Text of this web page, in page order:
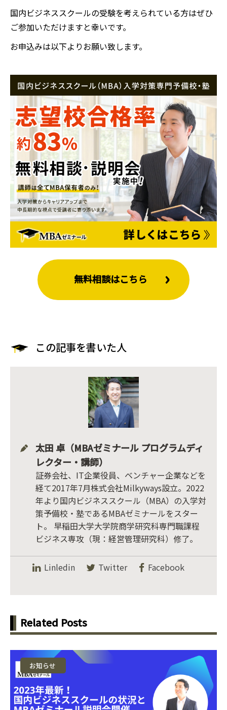
国内ビジネススクールの受験を考えられている方はぜひ
ご参加いただけますと幸いです。
お申込みは以下よりお願い致します。
無料相談はこちら
この記事を書いた人
太田 卓（MBAゼミナール プログラムディ
レクター・講師）
証券会社、IT企業役員、ベンチャー企業などを
経て2017年7月株式会社Milkyways設立。2022
年より国内ビジネススクール（MBA）の入学対
策予備校・塾であるMBAゼミナールをスター
ト。 早稲田大学大学院商学研究科専門職課程
ビジネス専攻（現：経営管理研究科）修了。
Linledin Twitter Facebook
Related Posts
お知らせ